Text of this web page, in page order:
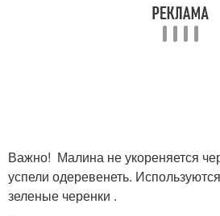
Важно! Малина не укореняется
успели одеревенеть.
зеленые черенки .